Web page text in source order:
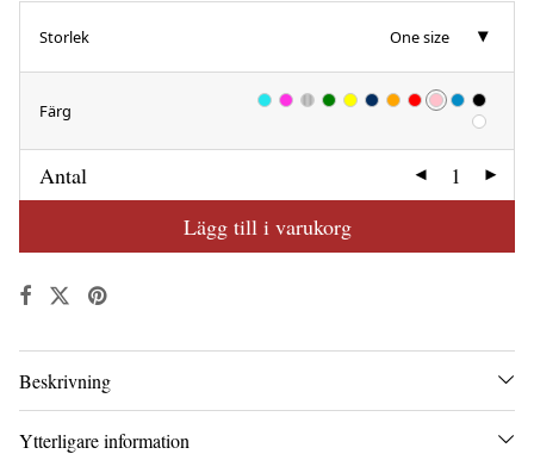
Storlek One size
Färg
Antal
Lägg till i varukorg
Beskrivning
Ytterligare information